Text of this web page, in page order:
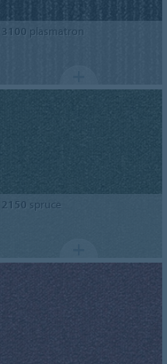
3100 plasmatron
2150 spruce